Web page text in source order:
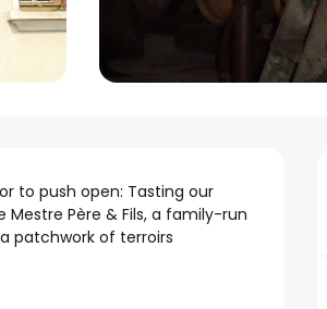
to push open: Tasting our
Père & Fils, a family-run
patchwork of terroirs